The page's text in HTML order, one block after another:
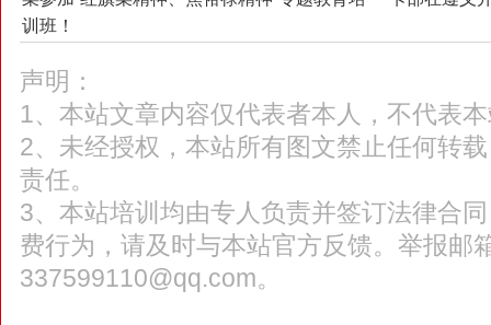
训班！
声明：
1、本站文章内容仅代表者本人，不代表
2、未经授权，本站所有图文禁止任何转
责任。
3、本站培训均由专人负责并签订法律合
费行为，请及时与本站官方反馈。举报邮
337599110@qq.com。